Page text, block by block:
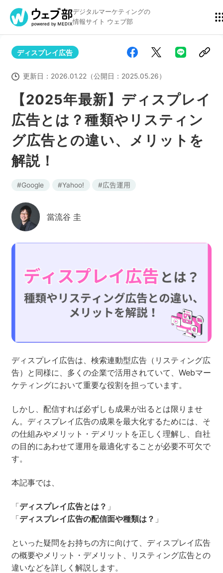
デジタルマーケティングの
情報サイト ウェブ部
リスティング広告 BtoBマーケティング
アクセス解析 ディスプレイ広告
アドテクノロジー
Webサイト構築
SEO ホワイトペーパー
CRM KARTE
Google Cloud／BI
実績・事例
セミナー
お問い合わせ
プライバシーポリシー
【2025年最新】ディスプレイ
広告とは？種類やリスティン
グ広告との違い、メリットを
解説！
ディスプレイ広告
更新日： 2026.01.22（公開日： 2025.05.26）
Google Yahoo! 広告運用
當流谷 圭
ディスプレイ広告は、検索連動型広告（リスティング広
告）と同様に、多くの企業で活用されていて、Webマー
ケティングにおいて重要な役割を担っています。
しかし、配信すれば必ずしも成果が出るとは限りませ
ん。ディスプレイ広告の成果を最大化するためには、そ
の仕組みやメリット・デメリットを正しく理解し、自社
の目的にあわせて運用を最適化することが必要不可欠で
す。
本記事では、
「ディスプレイ広告とは？ 」
「ディスプレイ広告の配信面や種類は？ 」
といった疑問をお持ちの方に向けて、ディスプレイ広告
の概要やメリット・デメリット、リスティング広告との
違いなどを詳しく解説します。